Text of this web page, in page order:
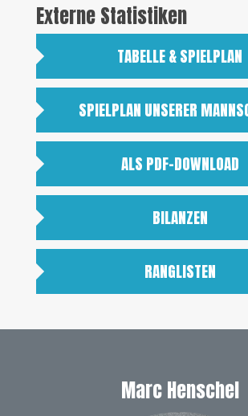
Externe Statistiken
TABELLE & SPIELPLAN
SPIELPLAN UNSERER
ALS PDF-DOWNLOAD
BILANZEN
RANGLISTEN
Marc Henschel